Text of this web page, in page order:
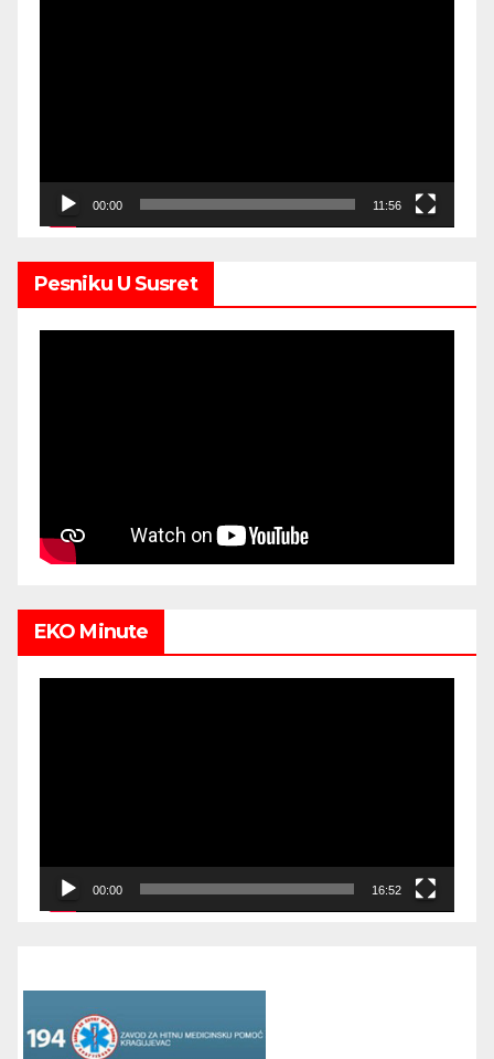
00:00 11:56
Pesniku U Susret
EKO Minute
00:00 16:52